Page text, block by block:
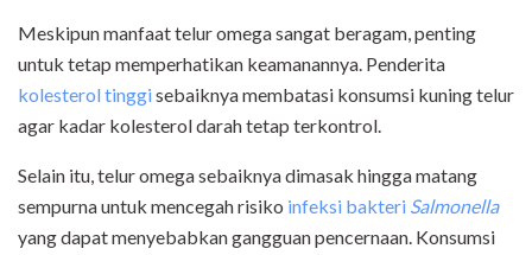
Meskipun manfaat telur omega sangat beragam, penting
untuk tetap memperhatikan keamanannya. Penderita
kolesterol tinggisebaiknya membatasi konsumsi kuning telur
agar kadar kolesterol darah tetap terkontrol.
Selain itu, telur omega sebaiknya dimasak hingga matang
sempurna untuk mencegah risiko infeksi bakteri Salmonella
yang dapat menyebabkan gangguan pencernaan. Konsumsi